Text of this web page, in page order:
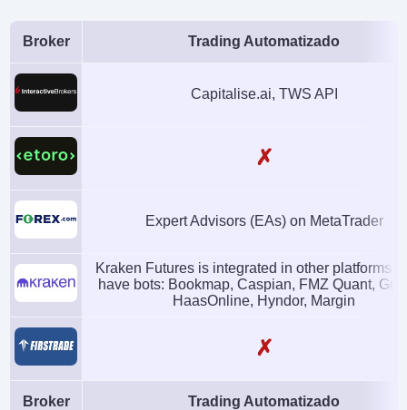
Broker Trading Automatizado
Capitalise.ai, TWS API
✗
Expert Advisors (EAs) on MetaTrader
Kraken Futures is integrated in other platforms
have bots: Bookmap, Caspian, FMZ Quant,
HaasOnline, Hyndor, Margin
✗
Broker Trading Automatizado